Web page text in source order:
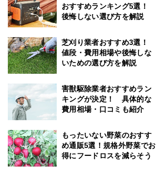
おすすめランキング5選！
後悔しない選び方を解説
芝刈り業者おすすめ3選！
値段・費用相場や後悔しな
いための選び方を解説
害獣駆除業者おすすめラン
キングが決定！ 具体的な
費用相場・口コミも紹介
もったいない野菜のおすす
め通販5選！規格外野菜でお
得にフードロスを減らそう